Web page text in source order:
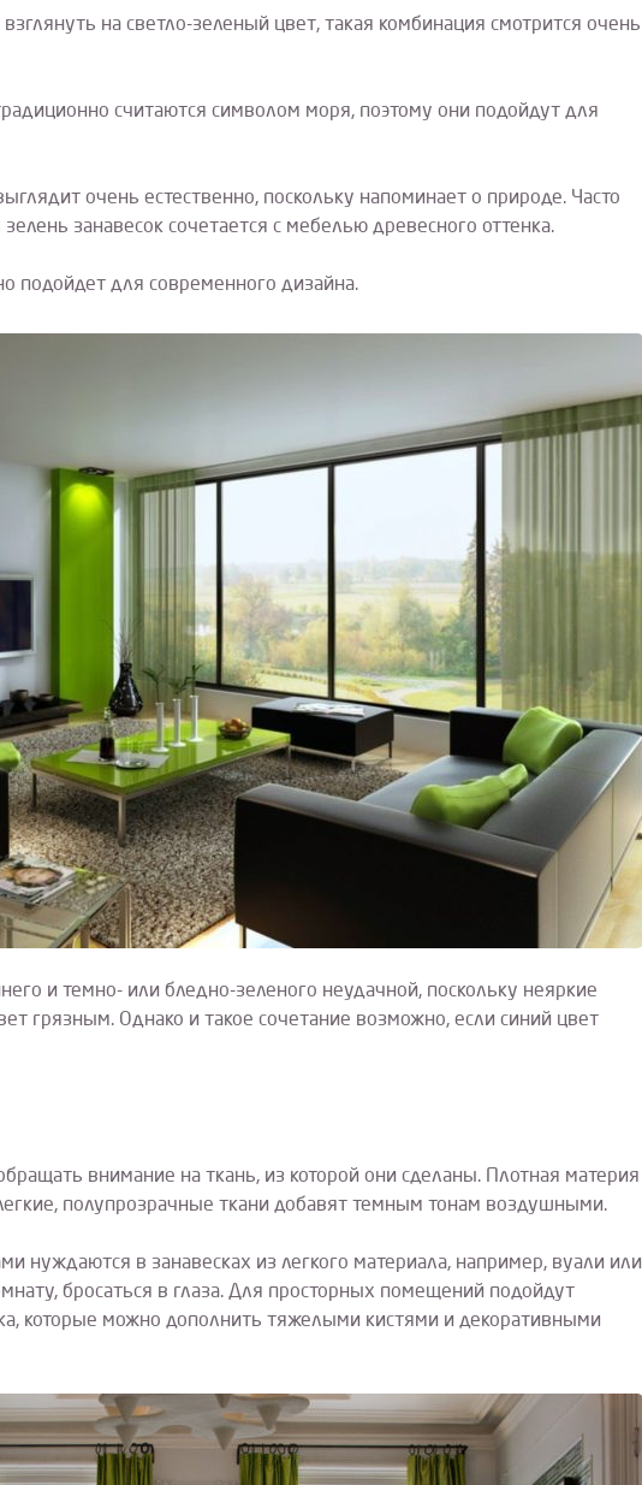
на светло-зеленый цвет, такая комбинация смотрится очень
считаются символом моря, поэтому они подойдут для
очень естественно, поскольку напоминает о природе. Часто
занавесок сочетается с мебелью древесного оттенка.
подойдет для современного дизайна.
и темно- или бледно-зеленого неудачной, поскольку неяркие
грязным. Однако и такое сочетание возможно, если синий цвет
внимание на ткань, из которой они сделаны. Плотная материя
полупрозрачные ткани добавят темным тонам воздушными.
нуждаются в занавесках из легкого материала, например, вуали или
бросаться в глаза. Для просторных помещений подойдут
которые можно дополнить тяжелыми кистями и декоративными